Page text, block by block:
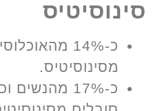
סינוסיטיס
כ-14%
מסינוסיטיס.